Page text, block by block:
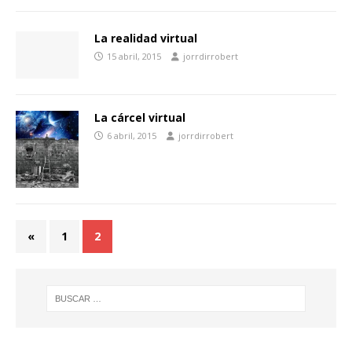
La realidad virtual
15 abril, 2015 jorrdirrobert
La cárcel virtual
6 abril, 2015 jorrdirrobert
« 1 2